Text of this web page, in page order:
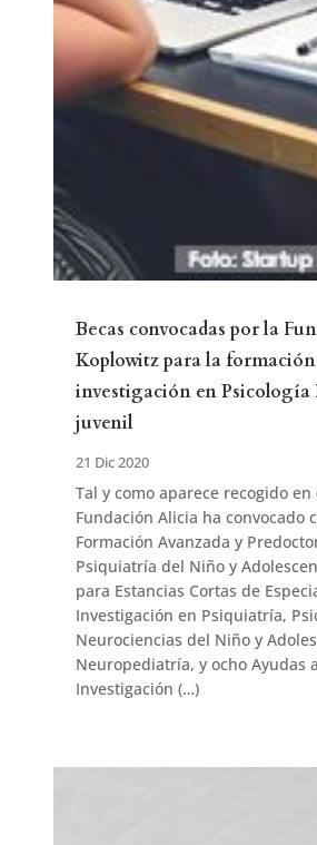
Becas convocadas por la
Koplowitz para la
investigación en
juvenil
21 Dic 2020
Tal y como aparece recogido en
Fundación Alicia ha convocado
Formación Avanzada y
Psiquiatría del Niño y
para Estancias Cortas de
Investigación en Psiquiatría,
Neurociencias del Niño y
Neuropediatría, y ocho Ayudas
Investigación (…)